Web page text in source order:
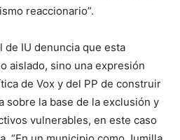
reaccionario”.
de IU denuncia que esta
aislado, sino una expresión
de Vox y del PP de construir
sobre la base de la exclusión y
vulnerables, en este caso